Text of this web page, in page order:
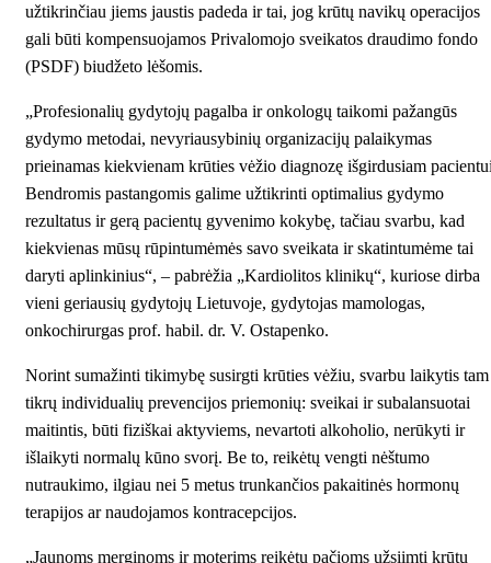
užtikrinčiau jiems jaustis padeda ir tai, jog krūtų navikų operacijos
gali būti kompensuojamos Privalomojo sveikatos draudimo fondo
(PSDF) biudžeto lėšomis.
„Profesionalių gydytojų pagalba ir onkologų taikomi pažangūs
gydymo metodai, nevyriausybinių organizacijų palaikymas
prieinamas kiekvienam krūties vėžio diagnozę išgirdusiam
Bendromis pastangomis galime užtikrinti optimalius gydymo
rezultatus ir gerą pacientų gyvenimo kokybę, tačiau svarbu, kad
kiekvienas mūsų rūpintumėmės savo sveikata ir skatintumėme tai
daryti aplinkinius“, – pabrėžia „Kardiolitos klinikų“, kuriose dirba
vieni geriausių gydytojų Lietuvoje, gydytojas mamologas,
onkochirurgas prof. habil. dr. V. Ostapenko.
Norint sumažinti tikimybę susirgti krūties vėžiu, svarbu laikytis tam
tikrų individualių prevencijos priemonių: sveikai ir subalansuotai
maitintis, būti fiziškai aktyviems, nevartoti alkoholio, nerūkyti ir
išlaikyti normalų kūno svorį. Be to, reikėtų vengti nėštumo
nutraukimo, ilgiau nei 5 metus trunkančios pakaitinės hormonų
terapijos ar naudojamos kontracepcijos.
„Jaunoms merginoms ir moterims reikėtų pačioms užsiimti krūtų